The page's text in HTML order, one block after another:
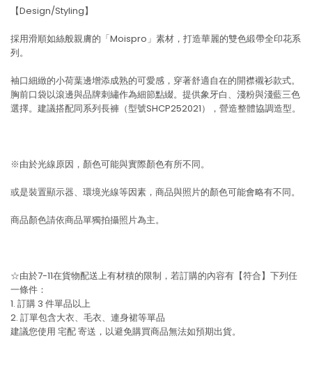
【Design/Styling】
採用滑順如絲般親膚的「Moispro」素材，打造華麗的雙色緞帶全印花系
列。
袖口細緻的小荷葉邊增添成熟的可愛感，穿著舒適自在的開襟襯衫款式。
胸前口袋以滾邊與品牌刺繡作為細節點綴。提供象牙白、淺粉與淺藍三色
選擇。建議搭配同系列長褲（型號SHCP252021），營造整體協調造型。
※由於光線原因，顏色可能與實際顏色有所不同。
或是裝置顯示器、環境光線等因素，商品與照片的顏色可能會略有不同。
商品顏色請依商品單獨拍攝照片為主。
☆由於7-11在貨物配送上有材積的限制，若訂購的內容有【符合】下列任
一條件：
1. 訂購 3 件單品以上
2. 訂單包含大衣、毛衣、連身裙等單品
建議您使用 宅配寄送，以避免購買商品無法如預期出貨。